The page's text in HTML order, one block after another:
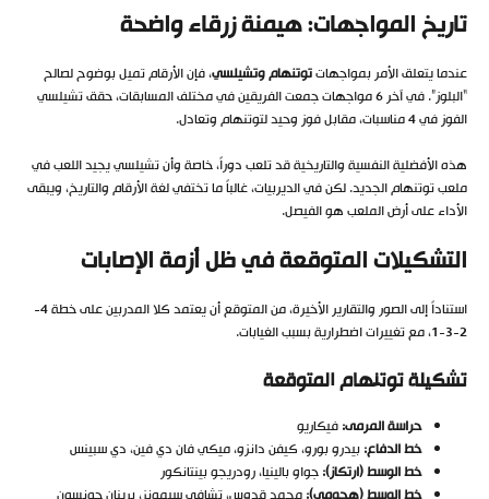
تاريخ المواجهات: هيمنة زرقاء واضحة
عندما يتعلق الأمر بمواجهاتتوتنهام وتشيلسي، فإن الأرقام تميل بوضوح لصالح
“البلوز”. في آخر 6 مواجهات جمعت الفريقين في مختلف المسابقات، حقق تشيلسي
الفوز في 4 مناسبات، مقابل فوز وحيد لتوتنهام وتعادل.
هذه الأفضلية النفسية والتاريخية قد تلعب دوراً، خاصة وأن تشيلسي يجيد اللعب في
ملعب توتنهام الجديد. لكن في الديربيات، غالباً ما تختفي لغة الأرقام والتاريخ، ويبقى
الأداء على أرض الملعب هو الفيصل.
التشكيلات المتوقعة في ظل أزمة الإصابات
استناداً إلى الصور والتقارير الأخيرة، من المتوقع أن يعتمد كلا المدربين على خطة 4-
2-3-1، مع تغييرات اضطرارية بسبب الغيابات.
تشكيلة توتنهام المتوقعة
حراسة المرمى:فيكاريو
خط الدفاع:بيدرو بورو، كيفن دانزو، ميكي فان دي فين، دي سبينس
خط الوسط (ارتكاز):جواو بالينيا، رودريجو بينتانكور